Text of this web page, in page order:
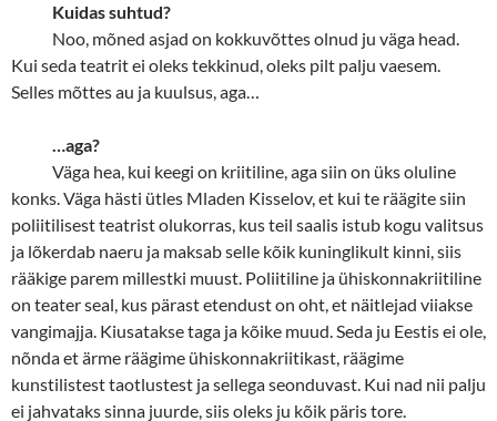
Kuidas suhtud?
Noo, mõned asjad on kokkuvõttes olnud ju väga head.
Kui seda teatrit ei oleks tekkinud, oleks pilt palju vaesem.
Selles mõttes au ja kuulsus, aga…
…aga?
Väga hea, kui keegi on kriitiline, aga siin on üks oluline
konks. Väga hästi ütles Mladen Kisselov, et kui te räägite siin
poliitilisest teatrist olukorras, kus teil saalis istub kogu valitsus
ja lõkerdab naeru ja maksab selle kõik kuninglikult kinni, siis
rääkige parem millestki muust. Poliitiline ja ühiskonnakriitiline
on teater seal, kus pärast etendust on oht, et näitlejad viiakse
vangimajja. Kiusatakse taga ja kõike muud. Seda ju Eestis ei ole,
nõnda et ärme räägime ühiskonnakriitikast, räägime
kunstilistest taotlustest ja sellega seonduvast. Kui nad nii palju
ei jahvataks sinna juurde, siis oleks ju kõik päris tore.